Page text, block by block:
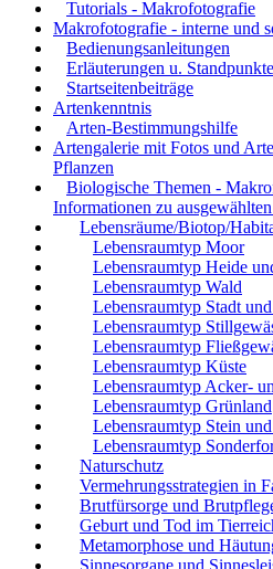
Tutorials - Makrofotografie
Makrofotografie - interne und
Bedienungsanleitungen
Erläuterungen u.
Startseitenbeiträge
Artenkenntnis
Arten-Bestimmungshilfe
Artengalerie mit Fotos und
Pflanzen
Biologische Themen -
Informationen zu
Lebensräume/Biotop/
Lebensraumtyp Moor
Lebensraumtyp Heide
Lebensraumtyp Wald
Lebensraumtyp Stadt
Lebensraumtyp
Lebensraumtyp
Lebensraumtyp Küste
Lebensraumtyp Acker-
Lebensraumtyp Grünland
Lebensraumtyp Stein
Lebensraumtyp
Naturschutz
Vermehrungsstrategien in
Brutfürsorge und
Geburt und Tod im
Metamorphose und